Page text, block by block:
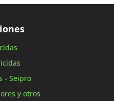
- Seipro
y otros